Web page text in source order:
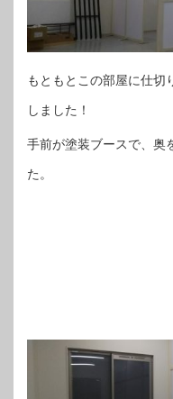
もともとこの部屋に仕切
しました！
手前が塗装ブースで、奥
た。